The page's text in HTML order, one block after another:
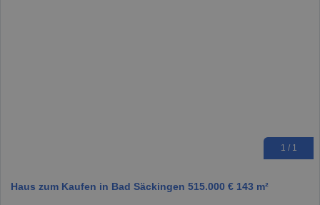
1 / 1
Haus zum Kaufen in Bad Säckingen 515.000 € 143 m²